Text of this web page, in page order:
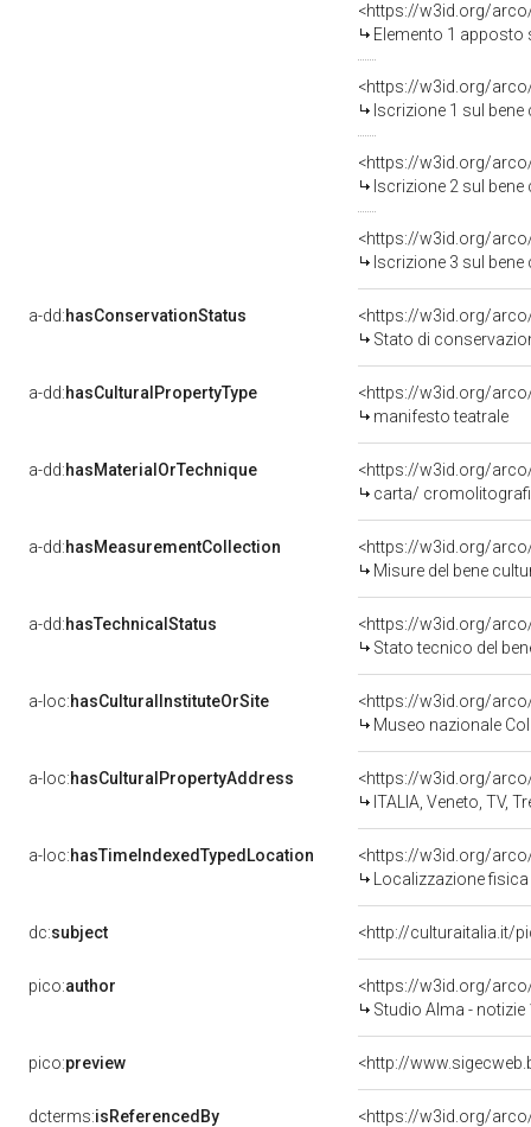
<https://w3id.org/
Elemento 1 apposto
<https://w3id.org/
Iscrizione 1 sul
<https://w3id.org/
Iscrizione 2 sul
<https://w3id.org/
Iscrizione 3 sul
a-dd:hasConservationStatus
<https://w3id.org/
Stato di
a-dd:hasCulturalPropertyType
<https://w3id.org/
manifesto teatrale
a-dd:hasMaterialOrTechnique
<https://w3id.org/
carta/
a-dd:hasMeasurementCollection
<https://w3id.org/
Misure del bene
a-dd:hasTechnicalStatus
<https://w3id.org/
Stato tecnico del
a-loc:hasCulturalInstituteOrSite
<https://w3id.org/
Museo nazionale
a-loc:hasCulturalPropertyAddress
<https://w3id.org/
ITALIA, Veneto, TV,
a-loc:hasTimeIndexedTypedLocation
<https://w3id.org/
Localizzazione
dc:subject <http://culturaitalia.it/
pico:author
<https://w3id.org/
Studio Alma - notizie
pico:preview
dcterms:isReferencedBy
<https://w3id.org/